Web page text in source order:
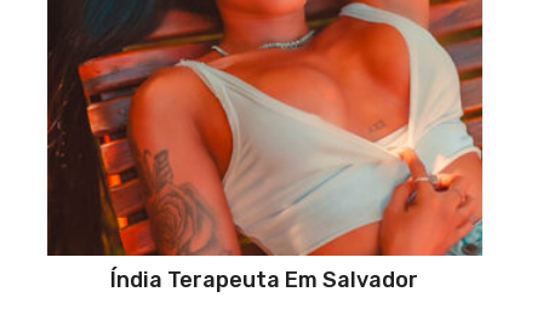
Índia Terapeuta Em Salvador